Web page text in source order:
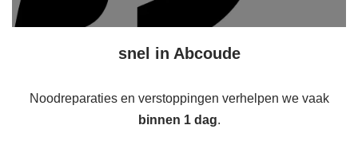
snel in Abcoude
Noodreparaties en verstoppingen verhelpen we vaak
binnen 1 dag.